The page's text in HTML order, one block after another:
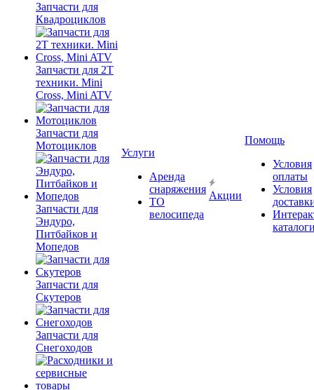
Запчасти для
Квадроциклов
Запчасти для 2T
техники. Mini
Cross, Mini ATV
Запчасти для
Мотоциклов
Запчасти для
Эндуро,
Питбайков и
Мопедов
Запчасти для
Скутеров
Запчасти для
Снегоходов
Услуги
Аренда
снаряжения
ТО
велосипеда
Акции
Помощь
Условия
оплаты
Условия